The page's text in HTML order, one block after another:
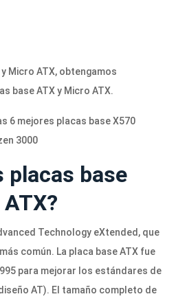
Micro ATX, obtengamos
base ATX y Micro ATX.
6 mejores placas base X570
3000
placas base
Technology eXtended, que
común. La placa base ATX fue
para mejorar los estándares de
AT). El tamaño completo de